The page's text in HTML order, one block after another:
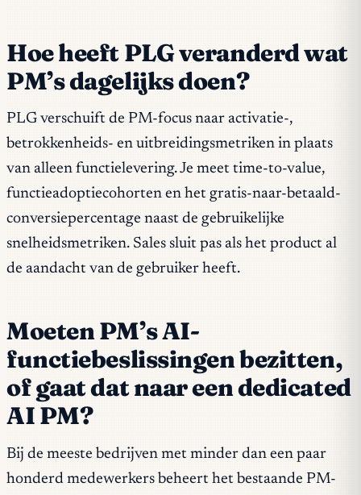
Hoe heeft PLG veranderd wat
PM’s dagelijks doen?
PLG verschuift de PM-focus naar activatie-,
betrokkenheids- en uitbreidingsmetriken in plaats
van alleen functielevering. Je meet time-to-value,
functieadoptiecohorten en het gratis-naar-betaald-
conversiepercentage naast de gebruikelijke
snelheidsmetriken. Sales sluit pas als het product al
de aandacht van de gebruiker heeft.
Moeten PM’s AI-
functiebeslissingen bezitten,
of gaat dat naar een dedicated
AI PM?
Bij de meeste bedrijven met minder dan een paar
honderd medewerkers beheert het bestaande PM-